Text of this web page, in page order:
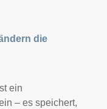
die
ein
– es speichert,